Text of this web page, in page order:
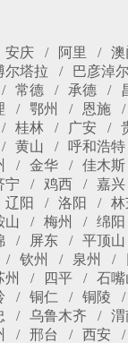
安庆 阿里
澳
尔塔拉
巴彦淖
常德 承德
鄂州
恩施
桂林 广安
黄山
呼和浩特
金华
佳木斯
宁 鸡西
嘉兴
辽阳 洛阳
林
山 梅州
绵阳
屏东
平顶山
钦州 泉州
州 四平
石嘴
铜仁
铜陵
乌鲁木齐
渭
邢台
西安